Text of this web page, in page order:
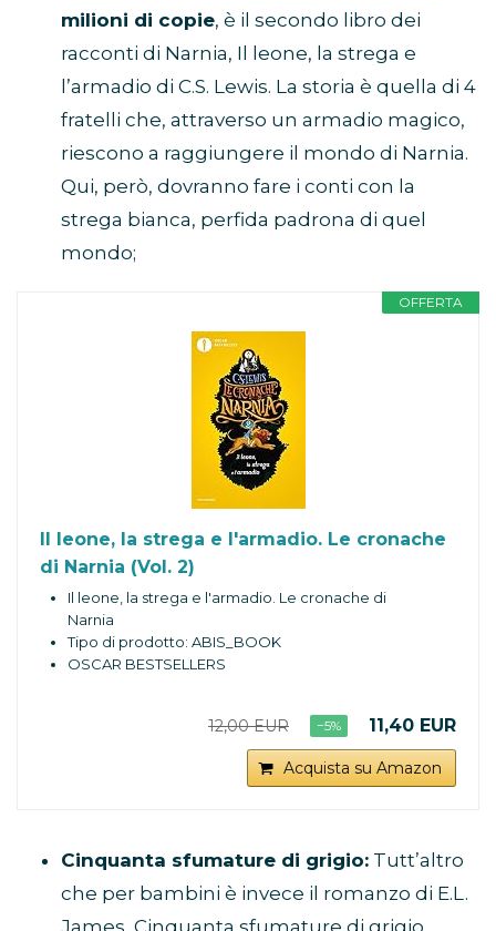
milioni di copie, è il secondo libro dei
racconti di Narnia, Il leone, la strega e
l’armadio di C.S. Lewis. La storia è quella di 4
fratelli che, attraverso un armadio magico,
riescono a raggiungere il mondo di Narnia.
Qui, però, dovranno fare i conti con la
strega bianca, perfida padrona di quel
mondo;
OFFERTA
Il leone, la strega e l'armadio. Le cronache
di Narnia (Vol. 2)
Il leone, la strega e l'armadio. Le cronache di
Narnia
Tipo di prodotto: ABIS_BOOK
OSCAR BESTSELLERS
12,00 EUR −5% 11,40 EUR
Acquista su Amazon
Cinquanta sfumature di grigio: Tutt’altro
che per bambini è invece il romanzo di E.L.